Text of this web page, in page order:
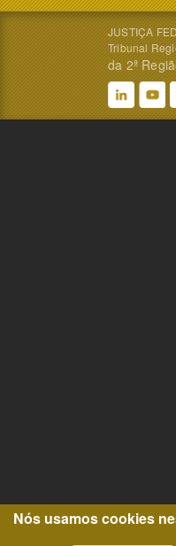
JUSTIÇA
Tribunal
da 2ª
Nós usamos cookies